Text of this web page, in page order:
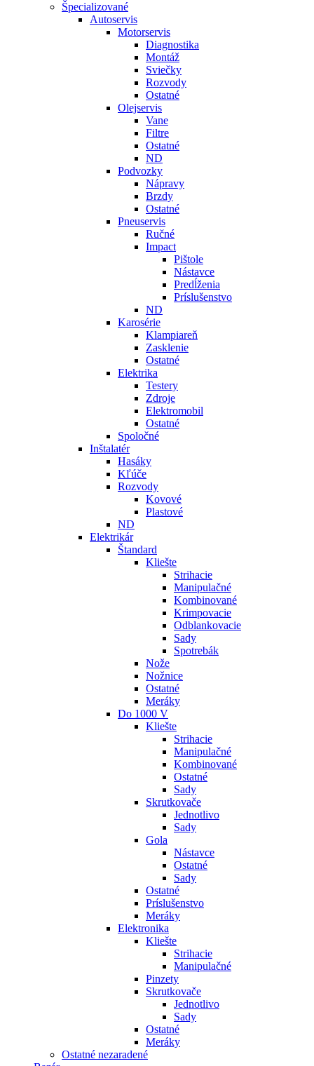
Špecializované
Autoservis
Motorservis
Diagnostika
Montáž
Sviečky
Rozvody
Ostatné
Olejservis
Vane
Filtre
Ostatné
ND
Podvozky
Nápravy
Brzdy
Ostatné
Pneuservis
Ručné
Impact
Pištole
Nástavce
Predĺženia
Príslušenstvo
ND
Karosérie
Klampiareň
Zasklenie
Ostatné
Elektrika
Testery
Zdroje
Elektromobil
Ostatné
Spoločné
Inštalatér
Hasáky
Kľúče
Rozvody
Kovové
Plastové
ND
Elektrikár
Štandard
Kliešte
Strihacie
Manipulačné
Kombinované
Krimpovacie
Odblankovacie
Sady
Spotrebák
Nože
Nožnice
Ostatné
Meráky
Do 1000 V
Kliešte
Strihacie
Manipulačné
Kombinované
Ostatné
Sady
Skrutkovače
Jednotlivo
Sady
Gola
Nástavce
Ostatné
Sady
Ostatné
Príslušenstvo
Meráky
Elektronika
Kliešte
Strihacie
Manipulačné
Pinzety
Skrutkovače
Jednotlivo
Sady
Ostatné
Meráky
Ostatné nezaradené